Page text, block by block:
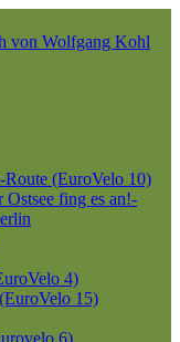
Route (EuroVelo 10)
fing es an!-
4)
15)
6)